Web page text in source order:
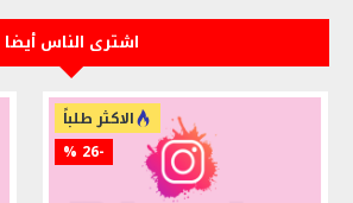
* البدء بالتنفيذ يتطلب مدة قد تصل لاكثر من 48 ساعة حسب موافقة الاعلان من قبل
* سرعة التنفيذ : 400 - 800 باليوم
* إضافات عربية حقيقية 100%
اشترى الناس أيضا
الاكثر طلباً
-26 %